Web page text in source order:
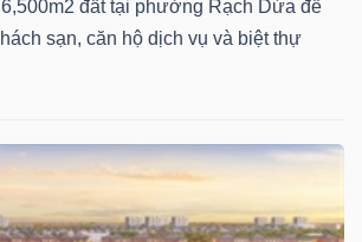
đất tại phường Rạch Dừa để
sạn, căn hộ dịch vụ và biệt thự